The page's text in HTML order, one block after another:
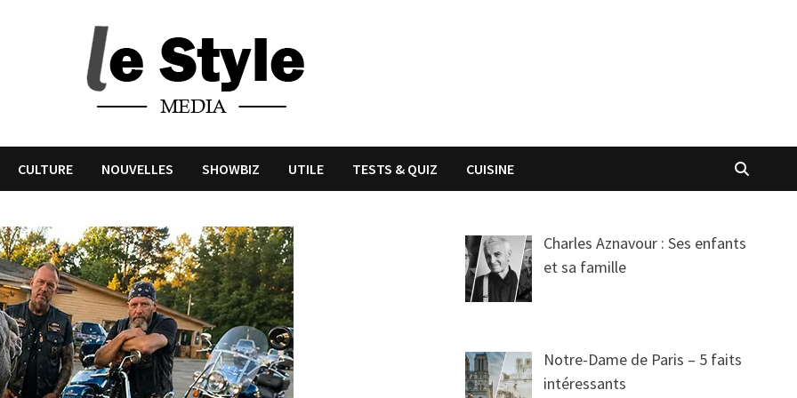
CULTURE NOUVELLES SHOWBIZ UTILE TESTS & QUIZ CUISINE
Charles Aznavour : Ses enfants
et sa famille
Notre-Dame de Paris – 5 faits
intéressants